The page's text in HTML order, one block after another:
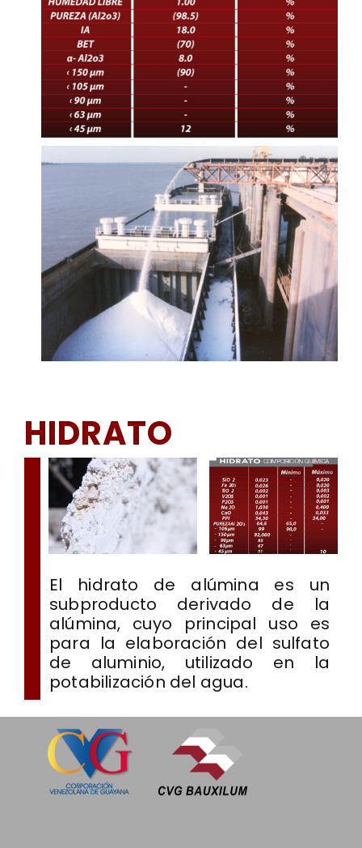
HIDRATO
El hidrato de alúmina es un
subproducto derivado de la
alúmina, cuyo principal uso es
para la elaboración del sulfato
de aluminio, utilizado en la
potabilización del agua.